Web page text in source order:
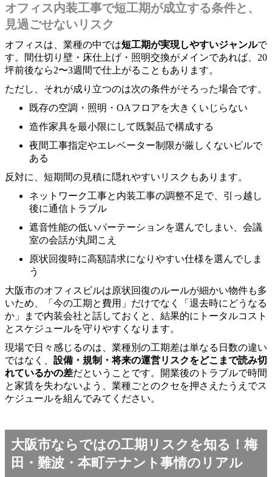
オフィス内装工事で短工期が成立する条件と、
見過ごせないリスク
オフィスは、業種の中では短工期が実現しやすいジャンルで
す。間仕切り壁・床仕上げ・照明交換がメインであれば、20
坪前後なら2〜3週間で仕上がることもあります。
ただし、それが成り立つのは次の条件がそろった場合です。
既存の空調・照明・OAフロアを大きくいじらない
造作家具を最小限にして既製品で構成する
夜間工事指定やエレベーター制限が厳しくないビルで
ある
反対に、短期間の見積に隠れやすいリスクもあります。
ネットワーク工事と内装工事の調整不足で、引っ越し
後に通信トラブル
遮音性能の低いパーテーションを選んでしまい、会議
室の会話が丸聞こえ
原状回復時に高額請求になりやすい仕様を選んでしま
う
大阪市のオフィスビルは原状回復のルールが細かい物件も多
いため、「今の工期と費用」だけでなく「退去時にどうなる
か」まで内装会社と話しておくと、結果的にトータルコスト
とスケジュールを守りやすくなります。
現場で日々感じるのは、業種別の工期差は単なる日数の違い
ではなく、 設備・規制・将来の運営リスクをどこまで読み切
れているかの差だということです。開業後のトラブルで時間
と家賃を失わないよう、業種ごとのクセを押さえたうえでス
ケジュールを組んでみてください。
大阪市ならではの工期リスクを知る！梅
田・難波・本町テナント事情のリアル